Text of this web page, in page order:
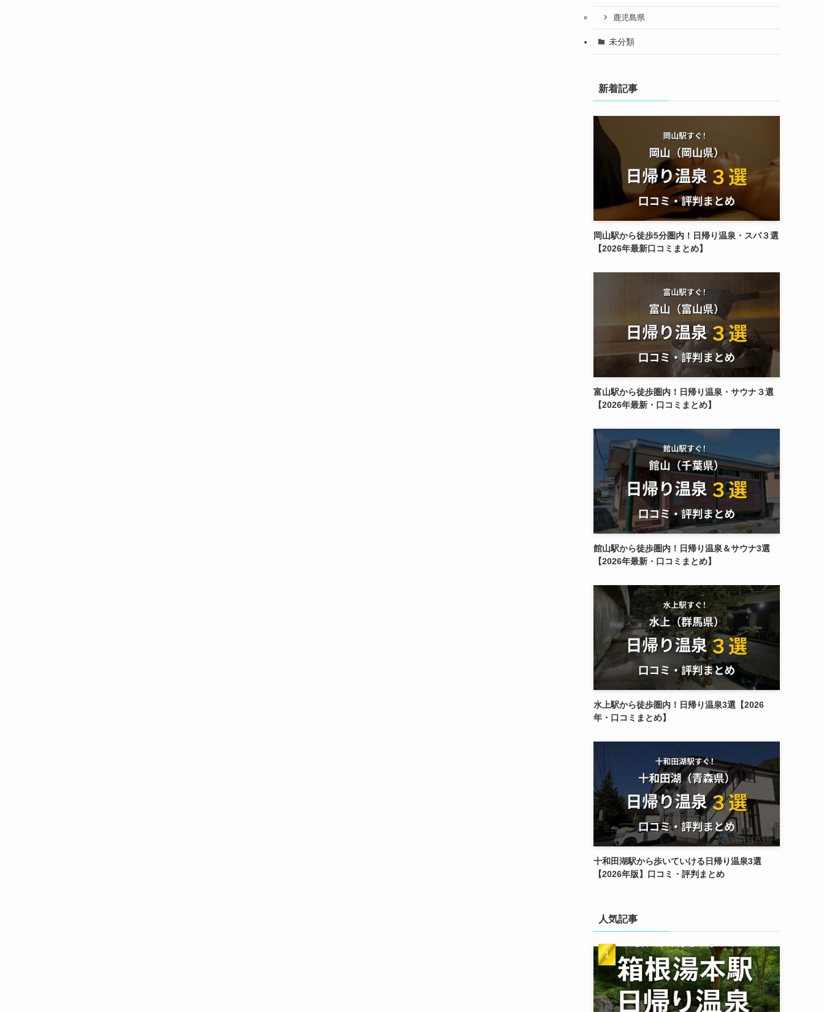
鹿児島県
未分類
新着記事
岡山駅から徒歩5分圏内！日帰り温泉・スパ３選
【2026年最新口コミまとめ】
富山駅から徒歩圏内！日帰り温泉・サウナ３選
【2026年最新・口コミまとめ】
館山駅から徒歩圏内！日帰り温泉＆サウナ3選
【2026年最新・口コミまとめ】
水上駅から徒歩圏内！日帰り温泉3選【2026
年・口コミまとめ】
十和田湖駅から歩いていける日帰り温泉3選
【2026年版】口コミ・評判まとめ
人気記事